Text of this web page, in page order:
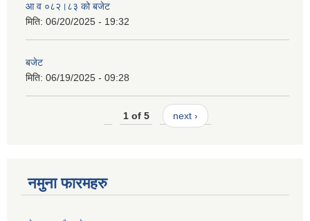
आ व ०८२।८३ को बजेट
मिति: 06/20/2025 - 19:32
बजेट
मिति: 06/19/2025 - 09:28
1 of 5 next ›
नमुना फारमहरु